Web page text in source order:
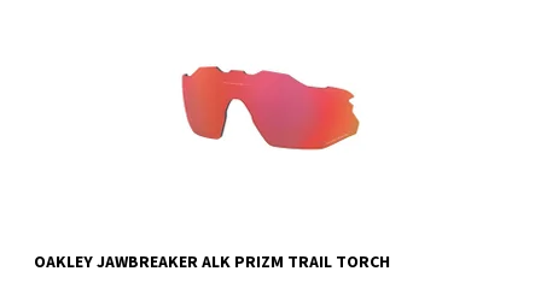
Skladom
OAKLEY JAWBREAKER ALK PRIZM TRAIL TORCH